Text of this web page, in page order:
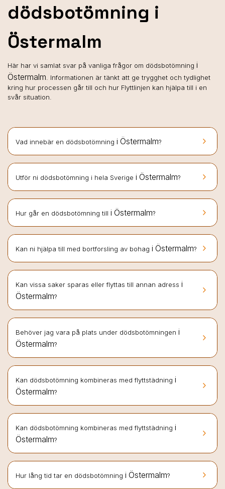
dödsbotömning i
Östermalm
Här har vi samlat svar på vanliga frågor om dödsbotömning i
Östermalm . Informationen är tänkt att ge trygghet och tydlighet
kring hur processen går till och hur Flyttlinjen kan hjälpa till i en
svår situation.
keyboard_arrow_right
Vad innebär en dödsbotömning i Östermalm?
keyboard_arrow_right
Utför ni dödsbotömning i hela Sverige i Östermalm?
keyboard_arrow_right
Hur går en dödsbotömning till i Östermalm?
keyboard_arrow_right
Kan ni hjälpa till med bortforsling av bohag i Östermalm?
keyboard_arrow_right
Kan vissa saker sparas eller flyttas till annan adress i
Östermalm?
keyboard_arrow_right
Behöver jag vara på plats under dödsbotömningen i
Östermalm?
keyboard_arrow_right
Kan dödsbotömning kombineras med flyttstädning i
Östermalm?
keyboard_arrow_right
Kan dödsbotömning kombineras med flyttstädning i
Östermalm?
keyboard_arrow_right
Hur lång tid tar en dödsbotömning i Östermalm?